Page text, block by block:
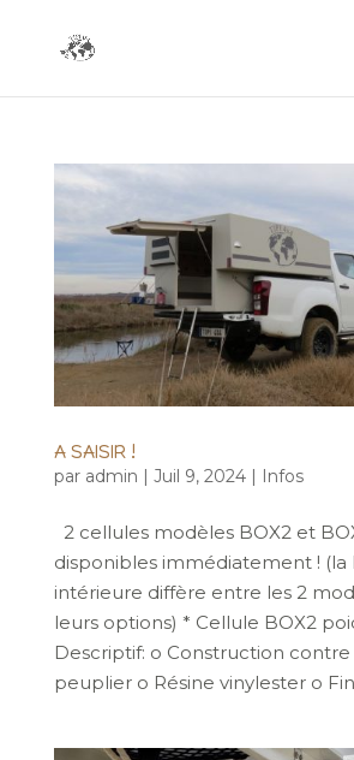
A SAISIR !
par admin | Juil 9, 2024| Infos
2 cellules modèles BOX2 et
disponibles immédiatement ! (la
intérieure diffère entre les 2
leurs options) * Cellule BOX2
Descriptif: o Construction
peuplier o Résine vinylester o